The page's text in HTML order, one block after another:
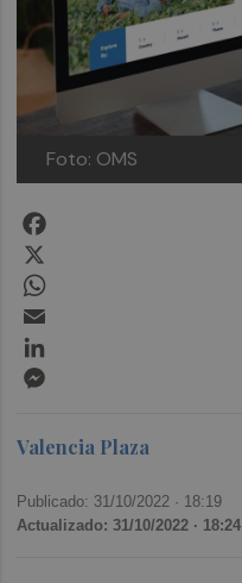
Foto: OMS
Valencia Plaza
Publicado: 31/10/2022 · 18:19
Actualizado: 31/10/2022 · 18:24